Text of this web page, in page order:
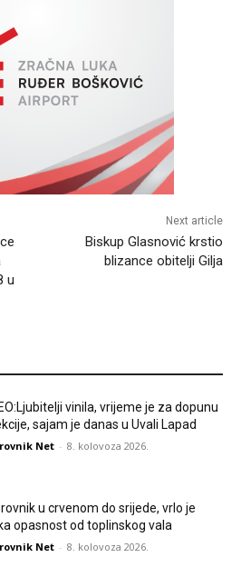
u
Next article
Biskup Glasnović krstio
blizance obitelji Gilja
vinila, vrijeme je za dopunu
sajam je danas u Uvali Lapad
Net - 8. kolovoza 2026.
u crvenom do srijede, vrlo je
opasnost od toplinskog vala
Net - 8. kolovoza 2026.